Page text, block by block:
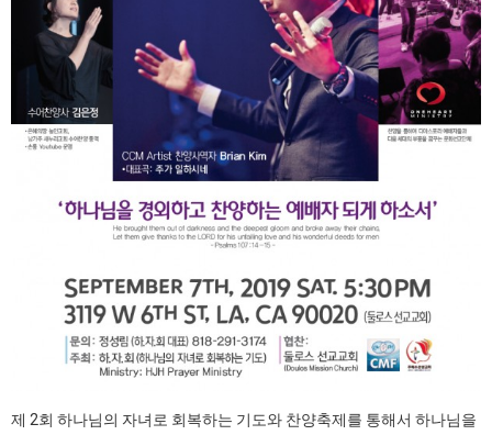
제 2회 하나님의 자녀로 회복하는 기도와 찬양축제를 통해서 하나님을